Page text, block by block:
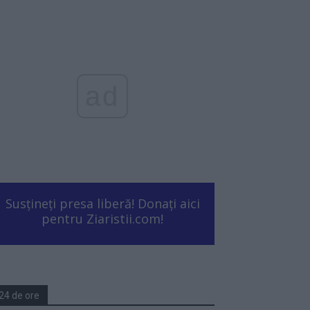
Susțineți presa liberă! Donați aici
pentru Ziaristii.com!
de ore